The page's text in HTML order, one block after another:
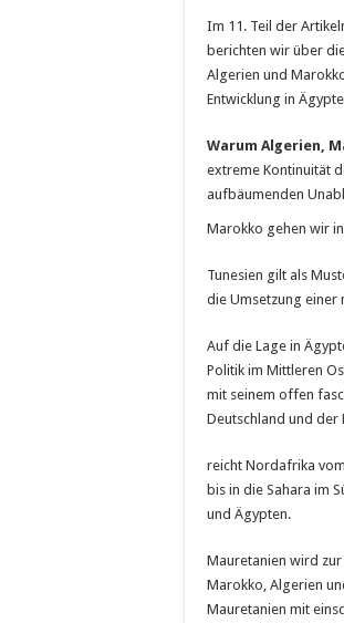
Im 11. Teil der
berichten wir über
Algerien und
Entwicklung in
Warum Algerien,
extreme Kontinuität
aufbäumenden
Marokko gehen wir
Tunesien gilt als
die Umsetzung einer
Auf die Lage in
Politik im Mittleren
mit seinem offen
Deutschland und
reicht Nordafrika
bis in die Sahara im
und Ägypten.
Mauretanien wird zur
Marokko, Algerien
Mauretanien mit